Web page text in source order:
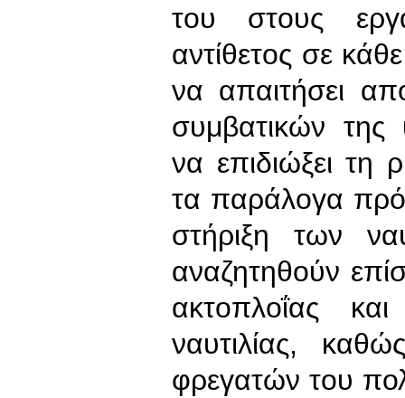
του στους
αντίθετος σε
να απαιτήσει
συμβατικών
να επιδιώξει τη
τα παράλογα
στήριξη των
αναζητηθούν
ακτοπλοΐας
ναυτιλίας,
φρεγατών του